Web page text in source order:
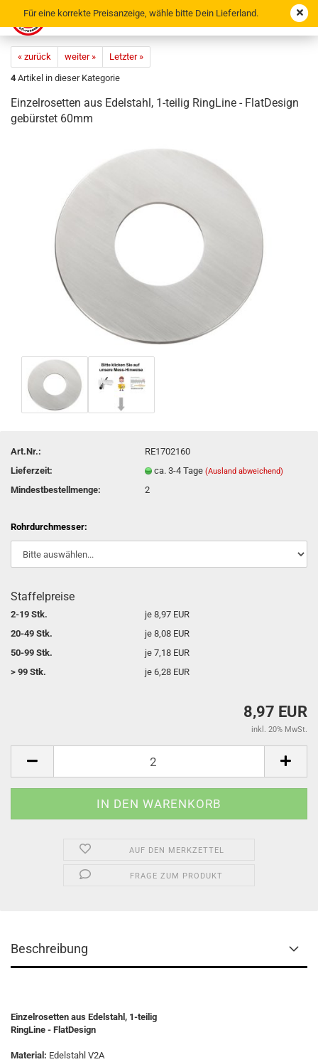
Für eine korrekte Preisanzeige, wähle bitte Dein Lieferland.
« zurück weiter »
Letzter »
4 Artikel in dieser Kategorie
Ein­zel­ro­set­ten aus Edel­stahl, 1-​teilig Ring­Li­ne - Flat­De­sign
ge­bürs­tet 60mm
Art.Nr.:
RE1702160
Lieferzeit:
ca. 3-4 Tage(Ausland abweichend)
Mindestbestellmenge: 2
Rohrdurchmesser:
Staffelpreise
2-19 Stk.
je 8,97 EUR
20-49 Stk.
je 8,08 EUR
50-99 Stk.
je 7,18 EUR
> 99 Stk.
je 6,28 EUR
8,97 EUR
inkl. 20% MwSt.
AUF DEN MERKZETTEL
FRAGE ZUM PRODUKT
Beschreibung
Einzelrosetten aus Edelstahl, 1-teilig
RingLine - FlatDesign
Material: Edelstahl V2A